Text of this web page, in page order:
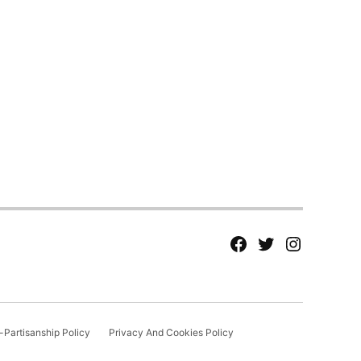
fb Tw tw
Partisanship Policy Privacy And Cookies Policy